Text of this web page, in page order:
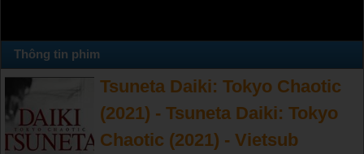
Thông tin phim
Tsuneta Daiki: Tokyo Chaotic
(2021) - Tsuneta Daiki: Tokyo
Chaotic (2021) - Vietsub